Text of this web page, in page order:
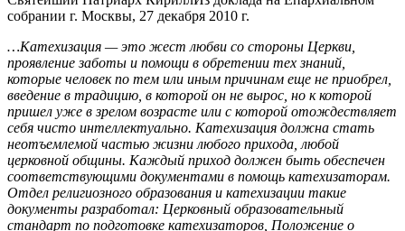
собрании г. Москвы, 27 декабря 2010 г.
…Катехизация — это жест любви со стороны Церкви,
проявление заботы и помощи в обретении тех знаний,
которые человек по тем или иным причинам еще не приобрел,
введение в традицию, в которой он не вырос, но к которой
пришел уже в зрелом возрасте или с которой отождествляет
себя чисто интеллектуально. Катехизация должна стать
неотъемлемой частью жизни любого прихода, любой
церковной общины. Каждый приход должен быть обеспечен
соответствующими документами в помощь катехизаторам.
Отдел религиозного образования и катехизации такие
документы разработал: Церковный образовательный
стандарт по подготовке катехизаторов, Положение о